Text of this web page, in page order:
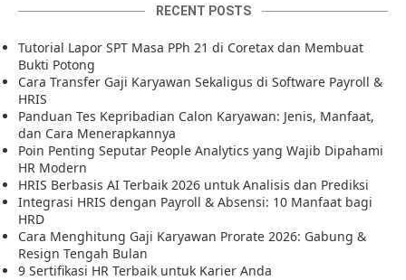
RECENT POSTS
Tutorial Lapor SPT Masa PPh 21 di Coretax dan Membuat
Bukti Potong
Cara Transfer Gaji Karyawan Sekaligus di Software Payroll &
HRIS
Panduan Tes Kepribadian Calon Karyawan: Jenis, Manfaat,
dan Cara Menerapkannya
Poin Penting Seputar People Analytics yang Wajib Dipahami
HR Modern
HRIS Berbasis AI Terbaik 2026 untuk Analisis dan Prediksi
Integrasi HRIS dengan Payroll & Absensi: 10 Manfaat bagi
HRD
Cara Menghitung Gaji Karyawan Prorate 2026: Gabung &
Resign Tengah Bulan
9 Sertifikasi HR Terbaik untuk Karier Anda